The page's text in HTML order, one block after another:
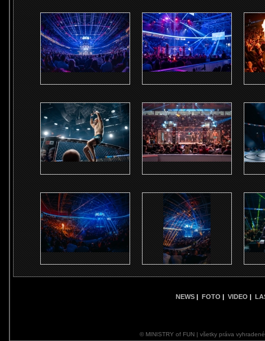
NEWS | FOTO | VIDEO |
© MINISTRY of FUN | všetky práva